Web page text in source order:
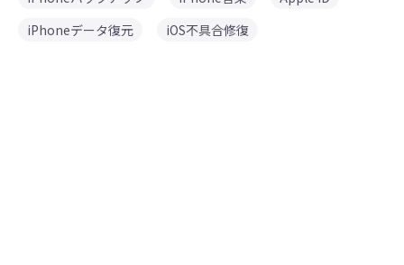
iPhoneデータ復元
iOS不具合修復